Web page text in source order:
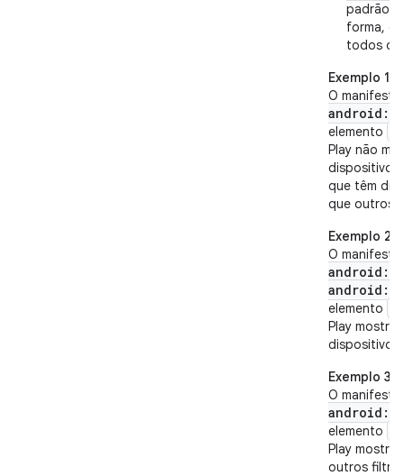
padrão
forma, o
todos os
Exemplo 1
O
elemento
Play não
dispositivo
que têm
que outros
Exemplo 2
O
elemento
Play
Exemplo 3
O
elemento
Play
outros